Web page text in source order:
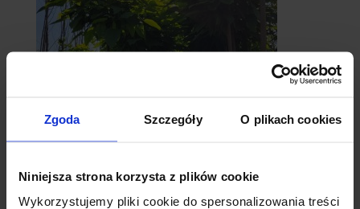
Zgoda Szczegóły O plikach cookies
Niniejsza strona korzysta z plików cookie
Wykorzystujemy pliki cookie do spersonalizowania treści